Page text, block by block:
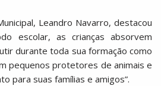
Leandro Navarro, destacou
escolar, as crianças absorvem
durante toda sua formação como
pequenos protetores de animais e
para suas famílias e amigos”.